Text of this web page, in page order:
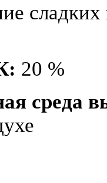
20 %
среда